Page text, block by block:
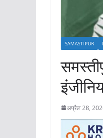
SAMASTIPUR
अप्रैल 28,